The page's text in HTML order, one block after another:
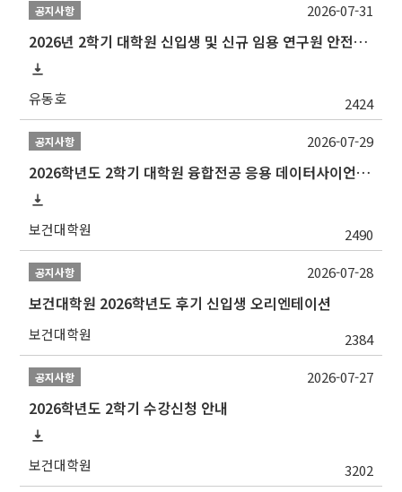
공지사항
2026년 2학기 대학원 신입생 및 신규 임용 연구원 안전환경교육(신규교육) 실시 안내
유동호 2424
2026-07-31
공지사항
2026학년도 2학기 대학원 융합전공 응용 데이터사이언스 선발 계획 알림
보건대학원 2490
2026-07-29
공지사항
보건대학원 2026학년도 후기 신입생 오리엔테이션
보건대학원 2384
2026-07-28
공지사항
2026학년도 2학기 수강신청 안내
보건대학원 3202
2026-07-27